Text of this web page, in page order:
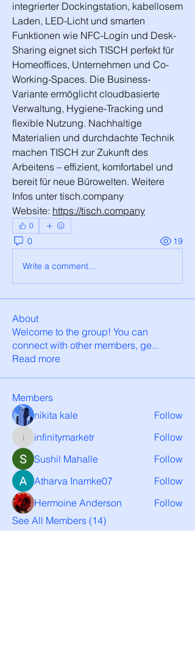
integrierter Dockingstation, kabellosem
Laden, LED-Licht und smarten
Funktionen wie NFC-Login und Desk-
Sharing eignet sich TISCH perfekt für
Homeoffices, Unternehmen und Co-
Working-Spaces. Die Business-
Variante ermöglicht cloudbasierte
Verwaltung, Hygiene-Tracking und
flexible Nutzung. Nachhaltige
Materialien und durchdachte Technik
machen TISCH zur Zukunft des
Arbeitens – effizient, komfortabel und
bereit für neue Bürowelten. Weitere
Infos unter tisch.company
Website: https://tisch.company
0
0 19
Write a comment...
About
Welcome to the group! You can
connect with other members, ge...
Read more
Members
nikita kale
Follow
infinitymarketr
infinitymarketr
Follow
Sushil Mahalle
Follow
Atharva Inamke07
Follow
Hermoine Anderson
Follow
See All Members (14)